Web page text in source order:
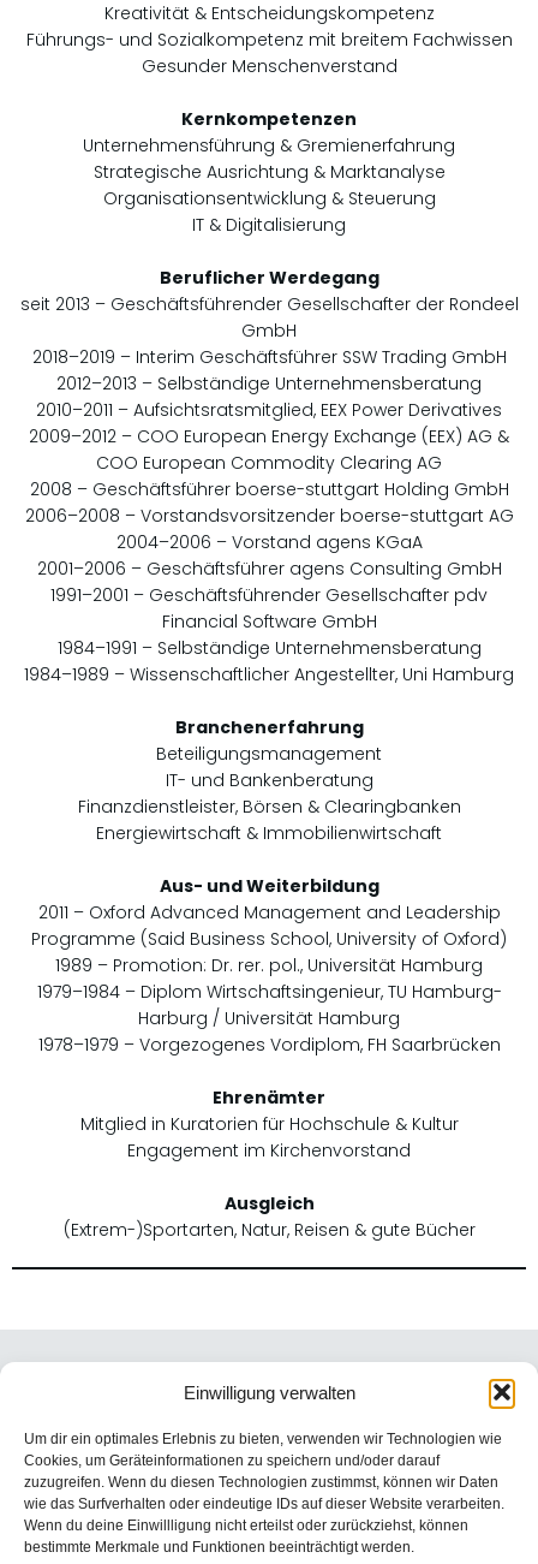
Einwilligung verwalten
Um dir ein optimales Erlebnis zu bieten, verwenden wir Technologien wie
Cookies, um Geräteinformationen zu speichern und/oder darauf
zuzugreifen. Wenn du diesen Technologien zustimmst, können wir Daten
wie das Surfverhalten oder eindeutige IDs auf dieser Website verarbeiten.
Wenn du deine Einwillligung nicht erteilst oder zurückziehst, können
bestimmte Merkmale und Funktionen beeinträchtigt werden.
Kreativität & Entscheidungskompetenz
Führungs- und Sozialkompetenz mit breitem Fachwissen
Gesunder Menschenverstand
Kernkompetenzen
Unternehmensführung & Gremienerfahrung
Strategische Ausrichtung & Marktanalyse
Organisationsentwicklung & Steuerung
IT & Digitalisierung
Beruflicher Werdegang
seit 2013 – Geschäftsführender Gesellschafter der Rondeel
GmbH
2018–2019 – Interim Geschäftsführer SSW Trading GmbH
2012–2013 – Selbständige Unternehmensberatung
2010–2011 – Aufsichtsratsmitglied, EEX Power Derivatives
2009–2012 – COO European Energy Exchange (EEX) AG &
COO European Commodity Clearing AG
2008 – Geschäftsführer boerse-stuttgart Holding GmbH
2006–2008 – Vorstandsvorsitzender boerse-stuttgart AG
2004–2006 – Vorstand agens KGaA
2001–2006 – Geschäftsführer agens Consulting GmbH
1991–2001 – Geschäftsführender Gesellschafter pdv
Financial Software GmbH
1984–1991 – Selbständige Unternehmensberatung
1984–1989 – Wissenschaftlicher Angestellter, Uni Hamburg
Branchenerfahrung
Beteiligungsmanagement
IT- und Bankenberatung
Finanzdienstleister, Börsen & Clearingbanken
Energiewirtschaft & Immobilienwirtschaft
Aus- und Weiterbildung
2011 – Oxford Advanced Management and Leadership
Programme (Said Business School, University of Oxford)
1989 – Promotion: Dr. rer. pol., Universität Hamburg
1979–1984 – Diplom Wirtschaftsingenieur, TU Hamburg-
Harburg / Universität Hamburg
1978–1979 – Vorgezogenes Vordiplom, FH Saarbrücken
Ehrenämter
Mitglied in Kuratorien für Hochschule & Kultur
Engagement im Kirchenvorstand
Ausgleich
(Extrem-)Sportarten, Natur, Reisen & gute Bücher
Rondeel GmbH
Rondeel GmbH | Groß-Flottbeker Str. 3 | 22607 Hamburg